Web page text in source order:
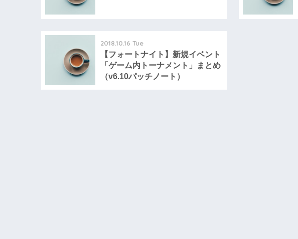
2018.10.16 Tue
【フォートナイト】新規イベント
「ゲーム内トーナメント」まとめ
（v6.10パッチノート）